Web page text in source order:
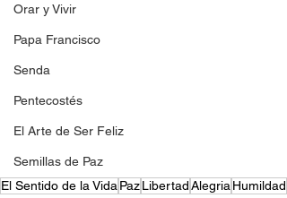
Orar y Vivir
Papa Francisco
Senda
Pentecostés
El Arte de Ser Feliz
Semillas de Paz
El Sentido de la Vida PazLibertadAlegria Humildad